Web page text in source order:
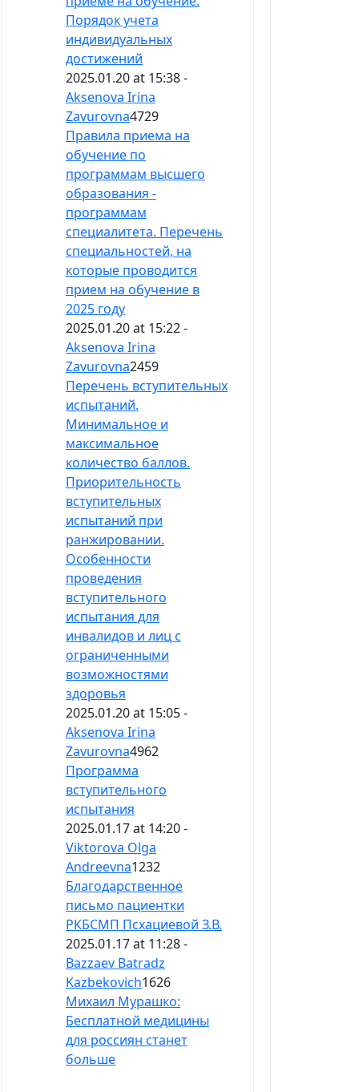
Порядок учета
индивидуальных
достижений
2025.01.20 at 15:38 -
Aksenova Irina
Zavurovna4729
Правила приема на
обучение по
программам высшего
образования -
программам
специалитета. Перечень
специальностей, на
которые проводится
прием на обучение в
2025 году
2025.01.20 at 15:22 -
Aksenova Irina
Zavurovna2459
Перечень вступительных
испытаний.
Минимальное и
максимальное
количество баллов.
Приорительность
вступительных
испытаний при
ранжировании.
Особенности
проведения
вступительного
испытания для
инвалидов и лиц с
ограниченными
возможностями
здоровья
2025.01.20 at 15:05 -
Aksenova Irina
Zavurovna4962
Программа
вступительного
испытания
2025.01.17 at 14:20 -
Viktorova Olga
Andreevna1232
Благодарственное
письмо пациентки
РКБСМП Псхациевой З.В.
2025.01.17 at 11:28 -
Bazzaev Batradz
Kazbekovich1626
Михаил Мурашко:
Бесплатной медицины
для россиян станет
больше